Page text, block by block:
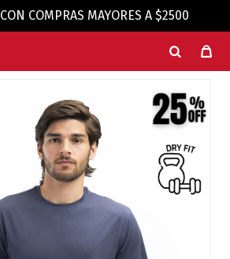
CON COMPRAS MAYORES A $2500